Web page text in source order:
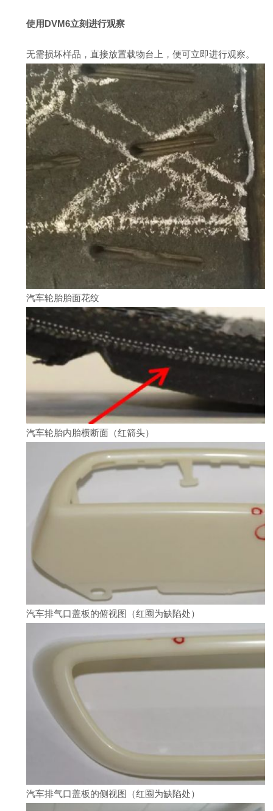
使用DVM6立刻进行观察
无需损坏样品，直接放置载物台上，便可立即进行观察。
汽车轮胎胎面花纹
汽车轮胎内胎横断面（红箭头）
汽车排气口盖板的俯视图（红圈为缺陷处）
汽车排气口盖板的侧视图（红圈为缺陷处）